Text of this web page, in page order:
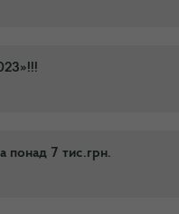
понад 7 тис.грн.